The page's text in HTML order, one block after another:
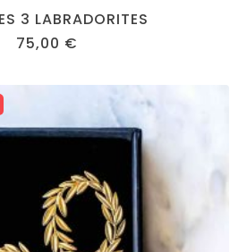
3 LABRADORITES
75,00 €